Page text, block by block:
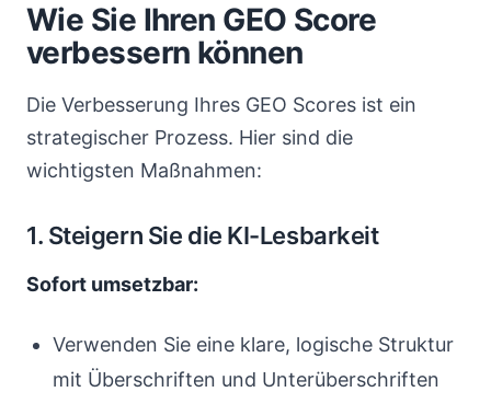
Wie Sie Ihren GEO Score
verbessern können
Die Verbesserung Ihres GEO Scores ist ein
strategischer Prozess. Hier sind die
wichtigsten Maßnahmen:
1. Steigern Sie die KI-Lesbarkeit
Sofort umsetzbar:
Verwenden Sie eine klare, logische Struktur
mit Überschriften und Unterüberschriften